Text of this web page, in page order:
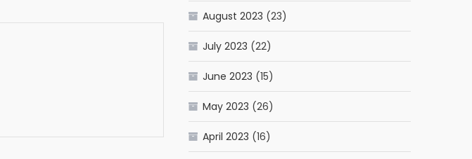
August 2023 (23)
July 2023 (22)
June 2023 (15)
May 2023 (26)
April 2023 (16)